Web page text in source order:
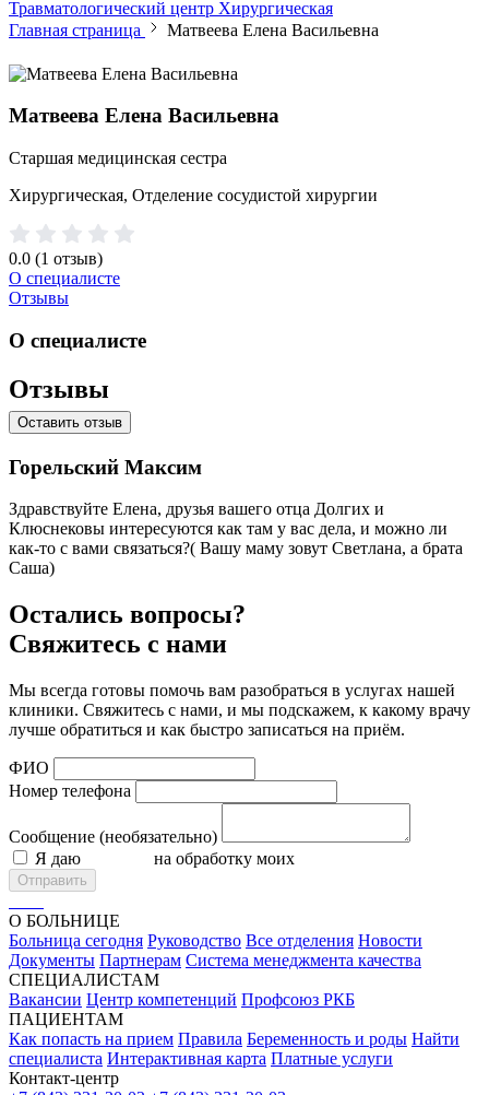
Травматологический центр Хирургическая
Главная страница
Матвеева Елена Васильевна
Матвеева Елена Васильевна
Старшая медицинская сестра
Хирургическая, Отделение сосудистой хирургии
0.0 (1 отзыв)
О специалисте
Отзывы
О специалисте
Отзывы
Оставить отзыв
Горельский Максим
Здравствуйте Елена, друзья вашего отца Долгих и
Клюснековы интересуются как там у вас дела, и можно ли
как-то с вами связаться?( Вашу маму зовут Светлана, а брата
Саша)
Остались вопросы?
Свяжитесь с нами
Мы всегда готовы помочь вам разобраться в услугах нашей
клиники. Свяжитесь с нами, и мы подскажем, к какому врачу
лучше обратиться и как быстро записаться на приём.
ФИО
Номер телефона
Сообщение (необязательно)
Я даю
на обработку моих
Отправить
О БОЛЬНИЦЕ
Больница сегодня Руководство Все отделения Новости
Документы Партнерам Система менеджмента качества
СПЕЦИАЛИСТАМ
Вакансии Центр компетенций Профсоюз РКБ
ПАЦИЕНТАМ
Как попасть на прием Правила Беременность и роды Найти
специалиста Интерактивная карта Платные услуги
Контакт-центр